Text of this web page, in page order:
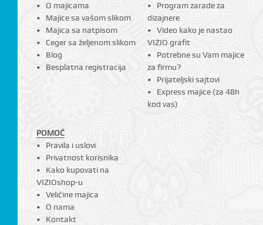
O majicama
Majice sa vašom slikom
Majica sa natpisom
Ceger sa željenom slikom
Blog
Besplatna registracija
Program zarade za
dizajnere
Video kako je nastao
VIZIO grafit
Potrebne su Vam majice
za firmu?
Prijateljski sajtovi
Express majice (za 48h
kod vas)
POMOĆ
Pravila i uslovi
Privatnost korisnika
Kako kupovati na
VIZIOshop-u
Veličine majica
O nama
Kontakt